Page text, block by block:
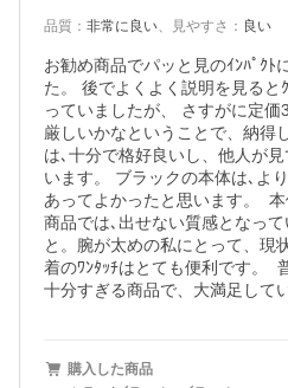
品質 ： 非常に良い、 見やすさ ： 良い
お勧め商品でパッと見のｲﾝﾊﾟｸﾄ
た。 後でよくよく説明を見ると
っていましたが、 さすがに定価
厳しいかなということで、納得
は､十分で格好良いし、他人が
います。 ブラックの本体は､よ
あってよかったと思います。
商品では､出せない質感となっ
と。腕が太めの私にとって、現
着のﾜﾝﾀｯﾁはとても便利です。
十分すぎる商品で、大満足して
購入した商品